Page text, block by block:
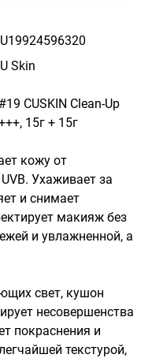
Skin
CUSKIN Clean-Up
15г + 15г
кожу от
Ухаживает за
и снимает
макияж без
и увлажненной, а
свет, кушон
несовершенства
покраснения и
текстурой,